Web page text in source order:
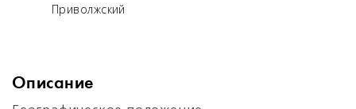
Приволжский
Описание